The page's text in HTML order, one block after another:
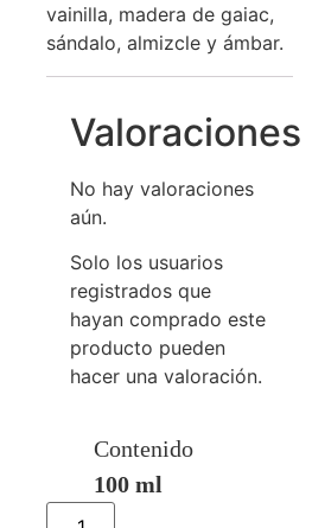
vainilla, madera de gaiac,
sándalo, almizcle y ámbar.
Valoraciones
No hay valoraciones
aún.
Solo los usuarios
registrados que
hayan comprado este
producto pueden
hacer una valoración.
Contenido
100 ml